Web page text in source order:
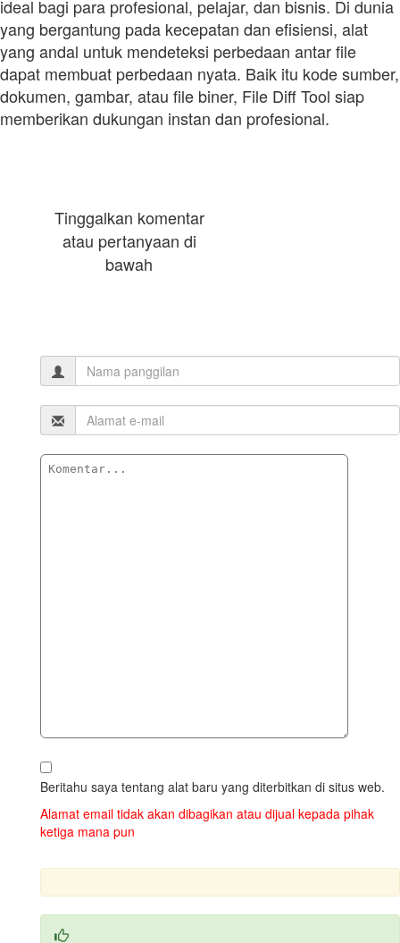
ideal bagi para profesional, pelajar, dan bisnis. Di dunia
yang bergantung pada kecepatan dan efisiensi, alat
yang andal untuk mendeteksi perbedaan antar file
dapat membuat perbedaan nyata. Baik itu kode sumber,
dokumen, gambar, atau file biner, File Diff Tool siap
memberikan dukungan instan dan profesional.
Tinggalkan komentar
atau pertanyaan di
bawah
Beritahu saya tentang alat baru yang diterbitkan di situs web.
Alamat email tidak akan dibagikan atau dijual kepada pihak
ketiga mana pun